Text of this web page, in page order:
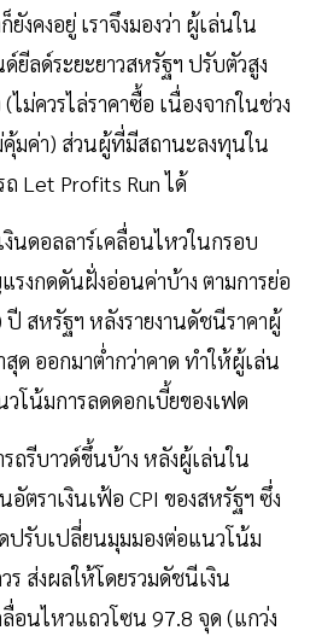
งคงอยู่ เราจึงมองว่า ผู้เล่นใน
ยีลด์ระยะยาวสหรัฐฯ ปรับตัวสูง
ม่ควรไล่ราคาซื้อ เนื่องจากในช่วง
คุ้มค่า) ส่วนผู้ที่มีสถานะลงทุนใน
Let Profits Run ได้
งินดอลลาร์เคลื่อนไหวในกรอบ
งกดดันฝั่งอ่อนค่าบ้าง ตามการย่อ
สหรัฐฯ หลังรายงานดัชนีราคาผู้
ด ออกมาต่ำกว่าคาด ทำให้ผู้เล่น
โน้มการลดดอกเบี้ยของเฟด
ถรีบาวด์ขึ้นบ้าง หลังผู้เล่นใน
อัตราเงินเฟ้อ CPI ของสหรัฐฯ ซึ่ง
ปรับเปลี่ยนมุมมองต่อแนวโน้ม
ส่งผลให้โดยรวมดัชนีเงิน
ลื่อนไหวแถวโซน 97.8 จุด (แกว่ง